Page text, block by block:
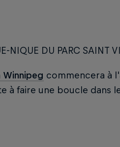
NIQUE DU PARC SAINT
commencera à
à faire une boucle dans